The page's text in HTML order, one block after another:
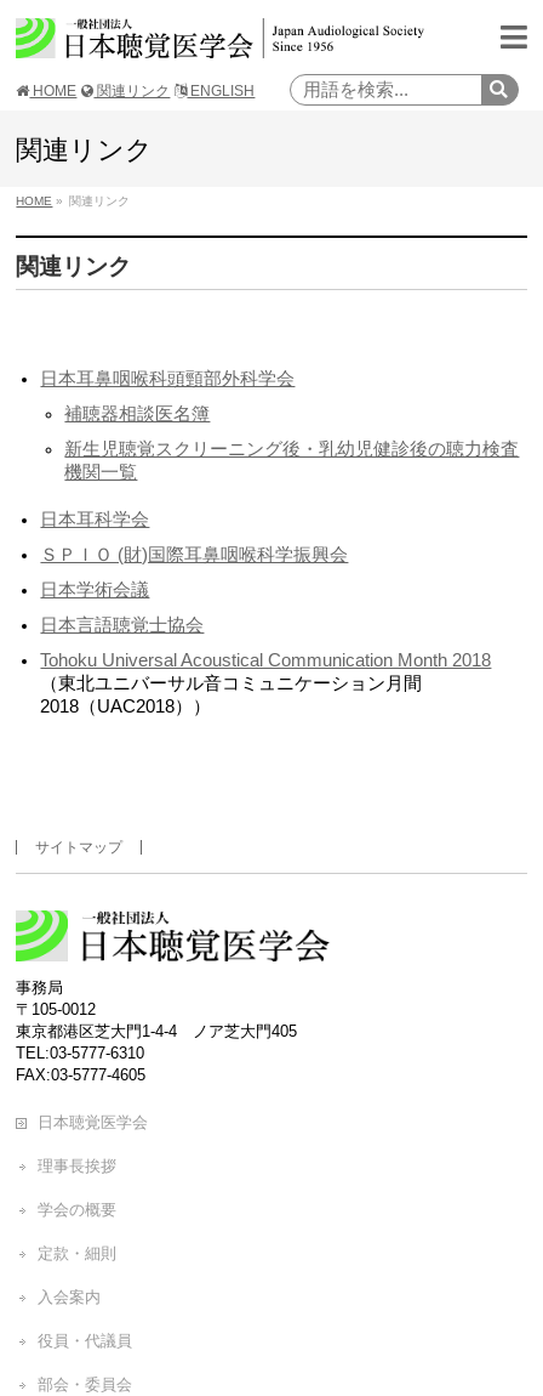
HOME 関連リンク ENGLISH
関連リンク
HOME » 関連リンク
関連リンク
日本耳鼻咽喉科頭頸部外科学会
補聴器相談医名簿
新生児聴覚スクリーニング後・乳幼児健診後の聴力検査
機関一覧
日本耳科学会
ＳＰＩＯ (財)国際耳鼻咽喉科学振興会
日本学術会議
日本言語聴覚士協会
Tohoku Universal Acoustical Communication Month 2018
（東北ユニバーサル音コミュニケーション月間
2018（UAC2018））
サイトマップ
事務局
〒105-0012
東京都港区芝大門1-4-4 ノア芝大門405
TEL:03-5777-6310
FAX:03-5777-4605
日本聴覚医学会
理事長挨拶
学会の概要
定款・細則
入会案内
役員・代議員
部会・委員会